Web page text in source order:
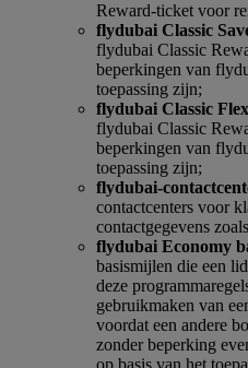
Reward-ticket voor
flydubai Classic
flydubai Classic
beperkingen van
toepassing zijn;
flydubai Classic
flydubai Classic
beperkingen van
toepassing zijn;
flydubai-
contactcenters voor
contactgegevens
flydubai Economy
basismijlen die een
deze
gebruikmaken van
voordat een andere
zonder beperking
op basis van het